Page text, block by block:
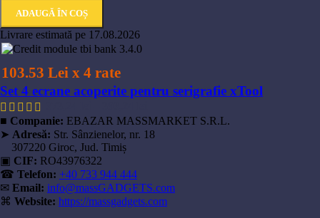
ADAUGĂ ÎN COȘ
Livrare estimată pe 17.08.2026
103.53 Lei x 4 rate
Set 4 ecrane acoperite pentru serigrafie xTool
■ Companie: EBAZAR MASSMARKET S.R.L.
➤ Adresă: Str. Sânzienelor, nr. 18
307220 Giroc, Jud. Timiș
▣ CIF: RO43976322
☎ Telefon: +40 733 944 444
✉ Email: info@massGADGETS.com
⌘ Website: https://massgadgets.com